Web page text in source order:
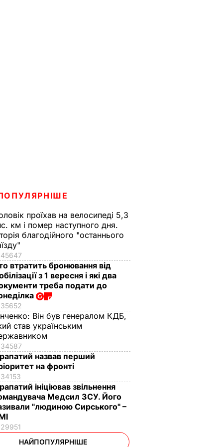
проїхав на велосипеді 5,3
км і помер наступного дня.
благодійного "останнього
45647
втратить бронювання від
з 1 вересня і які два
треба подати до
35652
Він був генералом КДБ,
став українським
34587
назвав перший
на фронті
34153
ініціював звільнення
Медсил ЗСУ. Його
"людиною Сирського" –
29951
НАЙПОПУЛЯРНІШЕ